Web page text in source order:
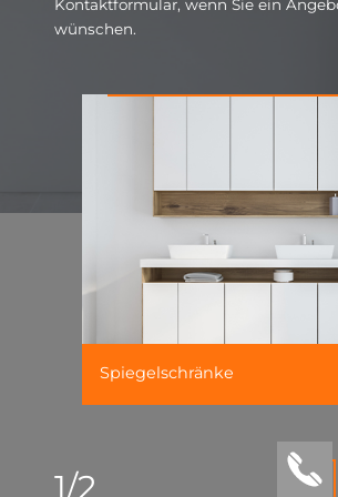
Kontaktformular, wenn Sie ein
wünschen.
1/2
Spiegelschränke